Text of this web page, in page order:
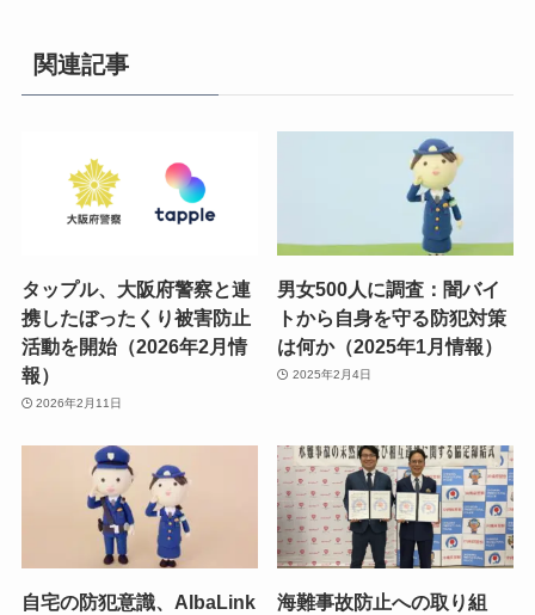
関連記事
タップル、大阪府警察と連
携したぼったくり被害防止
活動を開始（2026年2月情
報）
2026年2月11日
男女500人に調査：闇バイ
トから自身を守る防犯対策
は何か（2025年1月情報）
2025年2月4日
自宅の防犯意識、AlbaLink
海難事故防止への取り組